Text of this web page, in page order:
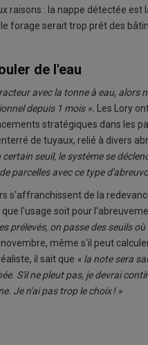
raisons : la nappe détectée est
forage serait trop prêt des
de l'eau
avec la tonne à eau, alors
depuis 1 mois ». Les Lory
stratégiques dans les
de tuyaux, relié à divers
certain seuil, le système se
parcelles avec ce type
s'affranchissent de la
l'usage soit pour
prélevés, on passe des seuils
même s'il peut
il sait que « la note sera
S'il ne pleut pas, je devrai
Je n'ai pas trop le choix ! »